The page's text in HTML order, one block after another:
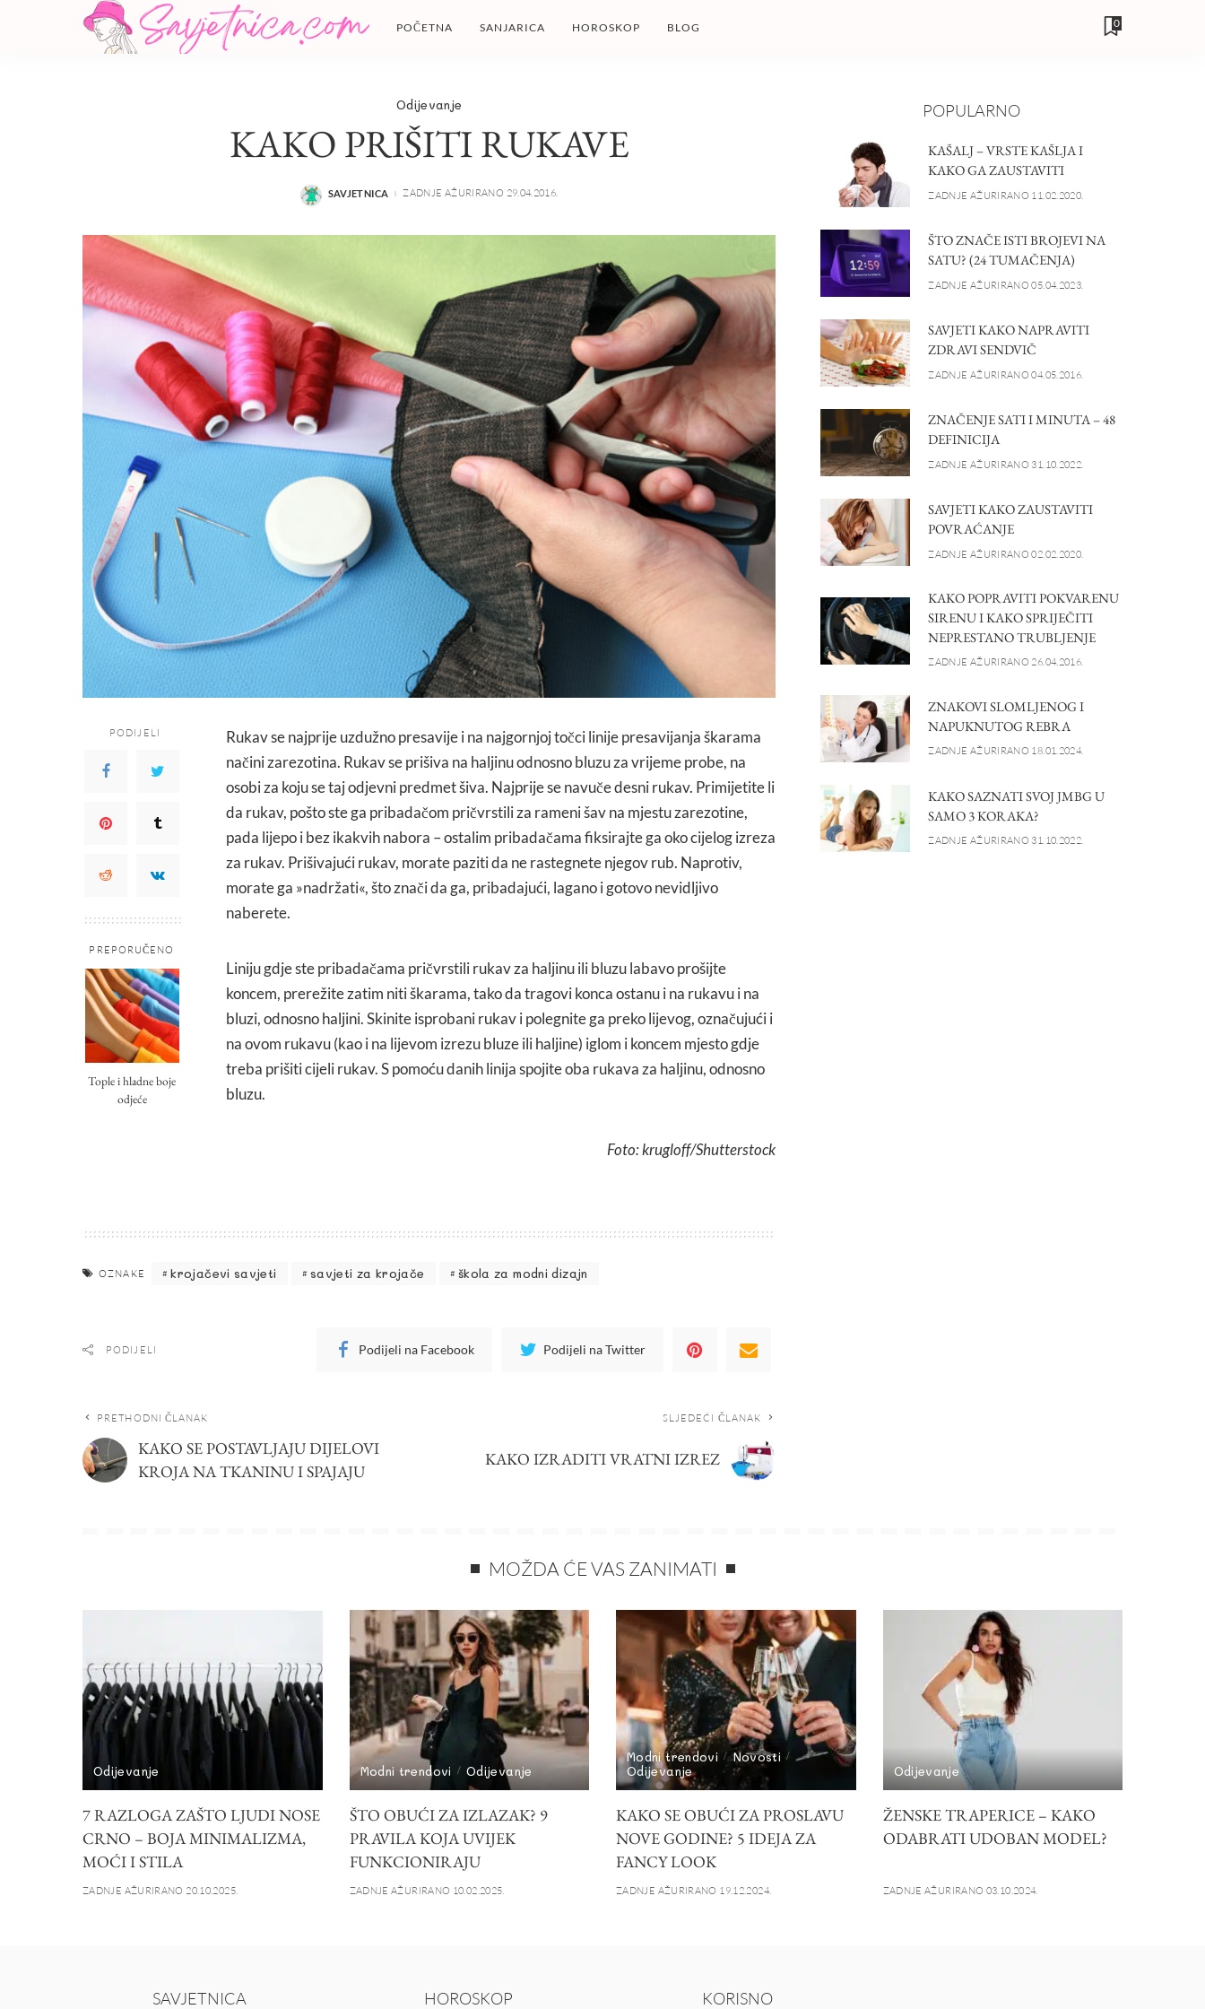
POČETNA SANJARICA HOROSKOP BLOG 0
Odijevanje
KAKO PRIŠITI RUKAVE
POSTED
SAVJETNICA ZADNJE AŽURIRANO 29.04.2016.
PODIJELI
PREPORUČENO
Tople i hladne boje
odjeće
Rukav se najprije uzdužno presavije i na najgornjoj točci linije presavijanja škarama
načini zarezotina. Rukav se prišiva na haljinu odnosno bluzu za vrijeme probe, na
osobi za koju se taj odjevni predmet šiva. Najprije se navuče desni rukav. Primijetite li
da rukav, pošto ste ga pribadačom pričvrstili za rameni šav na mjestu zarezotine,
pada lijepo i bez ikakvih nabora – ostalim pribadačama fiksirajte ga oko cijelog izreza
za rukav. Prišivajući rukav, morate paziti da ne rastegnete njegov rub. Naprotiv,
morate ga »nadržati«, što znači da ga, pribadajući, lagano i gotovo nevidljivo
naberete.
Liniju gdje ste pribadačama pričvrstili rukav za haljinu ili bluzu labavo prošijte
koncem, prerežite zatim niti škarama, tako da tragovi konca ostanu i na rukavu i na
bluzi, odnosno haljini. Skinite isprobani rukav i polegnite ga preko lijevog, označujući i
na ovom rukavu (kao i na lijevom izrezu bluze ili haljine) iglom i koncem mjesto gdje
treba prišiti cijeli rukav. S pomoću danih linija spojite oba rukava za haljinu, odnosno
bluzu.
Foto: krugloff/Shutterstock
OZNAKE krojačevi savjeti savjeti za krojače škola za modni dizajn
PODIJELI Podijeli na Facebook Podijeli na Twitter
PRETHODNI ČLANAK
KAKO SE POSTAVLJAJU DIJELOVI
KROJA NA TKANINU I SPAJAJU
SLJEDEĆI ČLANAK
KAKO IZRADITI VRATNI IZREZ
POPULARNO
KAŠALJ – VRSTE KAŠLJA I
KAKO GA ZAUSTAVITI
ZADNJE AŽURIRANO 11.02.2020.
ŠTO ZNAČE ISTI BROJEVI NA
SATU? (24 TUMAČENJA)
ZADNJE AŽURIRANO 05.04.2023.
SAVJETI KAKO NAPRAVITI
ZDRAVI SENDVIČ
ZADNJE AŽURIRANO 04.05.2016.
ZNAČENJE SATI I MINUTA – 48
DEFINICIJA
ZADNJE AŽURIRANO 31.10.2022.
SAVJETI KAKO ZAUSTAVITI
POVRAĆANJE
ZADNJE AŽURIRANO 02.02.2020.
KAKO POPRAVITI POKVARENU
SIRENU I KAKO SPRIJEČITI
NEPRESTANO TRUBLJENJE
ZADNJE AŽURIRANO 26.04.2016.
ZNAKOVI SLOMLJENOG I
NAPUKNUTOG REBRA
ZADNJE AŽURIRANO 18.01.2024.
KAKO SAZNATI SVOJ JMBG U
SAMO 3 KORAKA?
ZADNJE AŽURIRANO 31.10.2022.
MOŽDA ĆE VAS ZANIMATI
Odijevanje
7 RAZLOGA ZAŠTO LJUDI NOSE
CRNO – BOJA MINIMALIZMA,
MOĆI I STILA
ZADNJE AŽURIRANO 20.10.2025.
Modni trendovi Odijevanje
ŠTO OBUĆI ZA IZLAZAK? 9
PRAVILA KOJA UVIJEK
FUNKCIONIRAJU
ZADNJE AŽURIRANO 10.02.2025.
Modni trendovi
Novosti
Odijevanje
KAKO SE OBUĆI ZA PROSLAVU
NOVE GODINE? 5 IDEJA ZA
FANCY LOOK
ZADNJE AŽURIRANO 19.12.2024.
Odijevanje
ŽENSKE TRAPERICE – KAKO
ODABRATI UDOBAN MODEL?
ZADNJE AŽURIRANO 03.10.2024.
SAVJETNICA HOROSKOP KORISNO